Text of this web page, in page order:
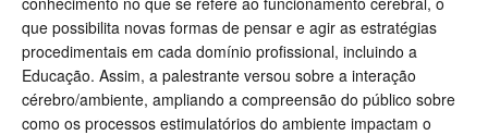
que possibilita novas formas de pensar e agir as estratégias
procedimentais em cada domínio profissional, incluindo a
Educação. Assim, a palestrante versou sobre a interação
cérebro/ambiente, ampliando a compreensão do público sobre
como os processos estimulatórios do ambiente impactam o